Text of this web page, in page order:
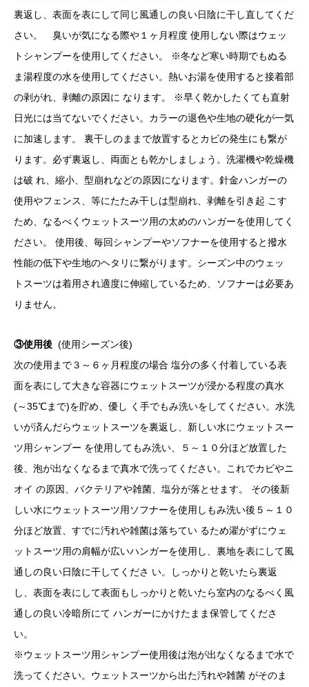
裏返し、表面を表にして同じ風通しの良い日陰に干し直してくだ
さい。 臭いが気になる際や１ヶ月程度 使用しない際はウェッ
トシャンプーを使用してください。 ※冬など寒い時期でもぬる
ま湯程度の水を使用してください。熱いお湯を使用すると接着部
の剥がれ、剥離の原因に なります。 ※早く乾かしたくても直射
日光には当てないでください。カラーの退色や生地の硬化が一気
に加速します。 裏干しのままで放置するとカビの発生にも繋が
ります。必ず裏返し、両面とも乾かしましょう。洗濯機や乾燥機
は破 れ、縮小、型崩れなどの原因になります。針金ハンガーの
使用やフェンス、等にたたみ干しは型崩れ、剥離を引き起 こす
ため、なるべくウェットスーツ用の太めのハンガーを使用してく
ださい。 使用後、毎回シャンプーやソフナーを使用すると撥水
性能の低下や生地のヘタリに繋がります。シーズン中のウェッ
トスーツは着用され適度に伸縮しているため、ソフナーは必要あ
りません。
③使用後 (使用シーズン後)
次の使用まで３～６ヶ月程度の場合 塩分の多く付着している表
面を表にして大きな容器にウェットスーツが浸かる程度の真水
(～35℃まで)を貯め、優し く手でもみ洗いをしてください。水洗
いが済んだらウェットスーツを裏返し、新しい水にウェットスー
ツ用シャンプー を使用してもみ洗い、５～１０分ほど放置した
後、泡が出なくなるまで真水で洗ってください。これでカビやニ
オイ の原因、バクテリアや雑菌、塩分が落とせます。 その後新
しい水にウェットスーツ用ソフナーを使用しもみ洗い後５～１０
分ほど放置、すでに汚れや雑菌は落ちてい るため濯がずにウェ
ットスーツ用の肩幅が広いハンガーを使用し、裏地を表にして風
通しの良い日陰に干してくださ い。しっかりと乾いたら裏返
し、表面を表にして表面もしっかりと乾いたら室内のなるべく風
通しの良い冷暗所にて ハンガーにかけたまま保管してくださ
い。
※ウェットスーツ用シャンプー使用後は泡が出なくなるまで水で
洗ってください。ウェットスーツから出た汚れや雑菌 がそのま